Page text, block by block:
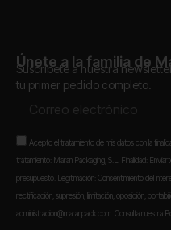
Únete a la familia de
Suscríbete a nuestra
tu primer pedido completo.
electrónico
Aceptación
Acepto el tratamiento de mis datos con la
tratamiento: Maran Packaging, S.L. Finalidad:
presupuesto. Legitimación: Consentimiento del
rectificación, supresión, limitación, oposición,
administracion@maranpack.com. Consulta nuestra